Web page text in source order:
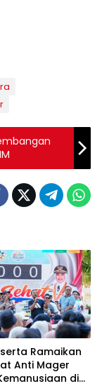
Ramaikan
Anti Mager
di